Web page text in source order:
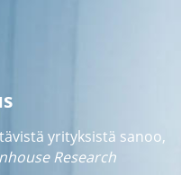
yrityksistä sanoo,
Research